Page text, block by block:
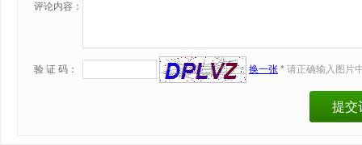
评论内容：
验 证 码： 换一张 * 请正确输入图片